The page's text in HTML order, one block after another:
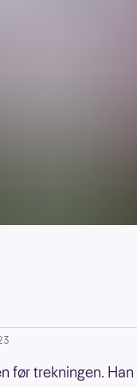
før trekningen. Han